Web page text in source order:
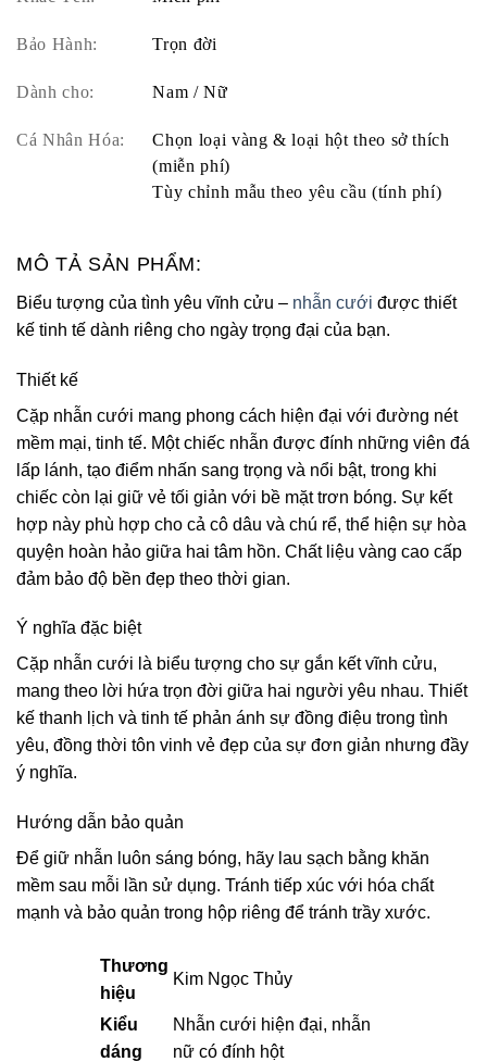
Bảo Hành: Trọn đời
Dành cho: Nam / Nữ
Cá Nhân Hóa:
Chọn loại vàng & loại hột theo sở thích
(miễn phí)
Tùy chỉnh mẫu theo yêu cầu (tính phí)
MÔ TẢ SẢN PHẨM:
Biểu tượng của tình yêu vĩnh cửu – nhẫn cưới được thiết
kế tinh tế dành riêng cho ngày trọng đại của bạn.
Thiết kế
Cặp nhẫn cưới mang phong cách hiện đại với đường nét
mềm mại, tinh tế. Một chiếc nhẫn được đính những viên đá
lấp lánh, tạo điểm nhấn sang trọng và nổi bật, trong khi
chiếc còn lại giữ vẻ tối giản với bề mặt trơn bóng. Sự kết
hợp này phù hợp cho cả cô dâu và chú rể, thể hiện sự hòa
quyện hoàn hảo giữa hai tâm hồn. Chất liệu vàng cao cấp
đảm bảo độ bền đẹp theo thời gian.
Ý nghĩa đặc biệt
Cặp nhẫn cưới là biểu tượng cho sự gắn kết vĩnh cửu,
mang theo lời hứa trọn đời giữa hai người yêu nhau. Thiết
kế thanh lịch và tinh tế phản ánh sự đồng điệu trong tình
yêu, đồng thời tôn vinh vẻ đẹp của sự đơn giản nhưng đầy
ý nghĩa.
Hướng dẫn bảo quản
Để giữ nhẫn luôn sáng bóng, hãy lau sạch bằng khăn
mềm sau mỗi lần sử dụng. Tránh tiếp xúc với hóa chất
mạnh và bảo quản trong hộp riêng để tránh trầy xước.
Thương
hiệu
Kim Ngọc Thủy
Kiểu
dáng
Nhẫn cưới hiện đại, nhẫn
nữ có đính hột